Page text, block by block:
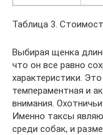
Таблица 3.
Выбирая щенка
что он все равно
характеристики.
темпераментная и
внимания.
Именно таксы
среди собак, и